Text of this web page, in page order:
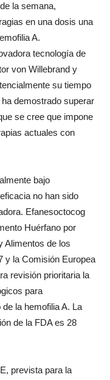
la semana,
en una dosis una
A.
tecnología de
von Willebrand y
su tiempo
demostrado superar
se cree que impone
actuales con
bajo
no han sido
Efanesoctocog
Huérfano por
Alimentos de los
y la Comisión Europea
revisión prioritaria la
para
la hemofilia A. La
de la FDA es 28
prevista para la